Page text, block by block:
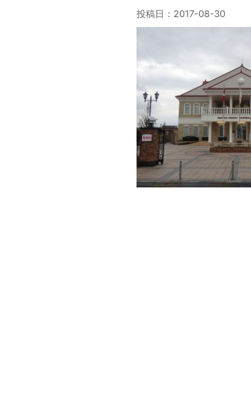
投稿日： 2017-08-30